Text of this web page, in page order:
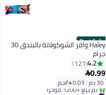
Best Seller Haley وافر الشوكولاتة بالبندق 30
جرام
4.2
121
0.99
30 جم |
#2 في ألواح الشوكولاتة